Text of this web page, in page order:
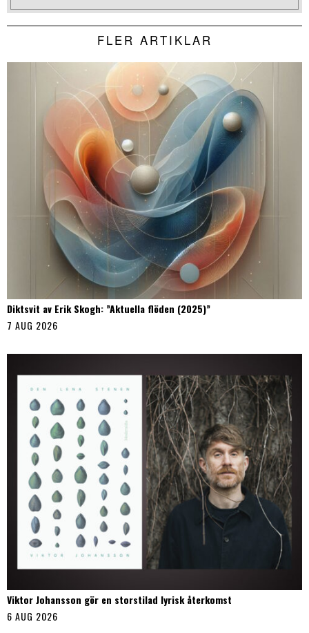
FLER ARTIKLAR
Diktsvit av Erik Skogh: ”Aktuella flöden (2025)”
7 AUG 2026
Viktor Johansson gör en storstilad lyrisk återkomst
6 AUG 2026